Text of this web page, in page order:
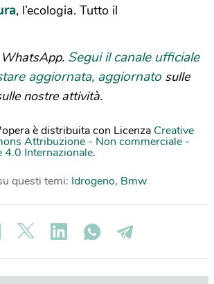
, l’ecologia. Tutto il
Segui il canale ufficiale
aggiornata, aggiornato sulle
nostre attività.
è distribuita con Licenza Creative
Attribuzione - Non commerciale -
4.0 Internazionale.
questi temi: Idrogeno, Bmw